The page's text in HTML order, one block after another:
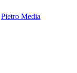
Pietro Media